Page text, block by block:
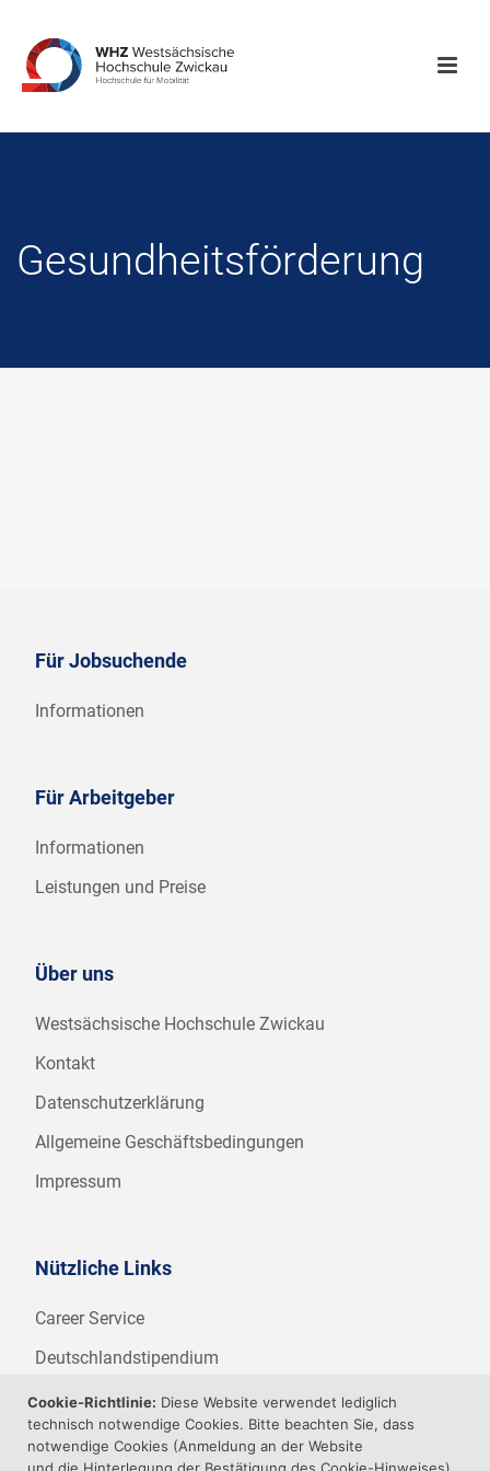
Gesundheitsförderung
Für Jobsuchende
Informationen
Für Arbeitgeber
Informationen
Leistungen und Preise
Über uns
Westsächsische Hochschule Zwickau
Kontakt
Datenschutzerklärung
Allgemeine Geschäftsbedingungen
Impressum
Nützliche Links
Career Service
Deutschlandstipendium
WHZ Firmenstipendium
Weitere Angebote der WHZ
Cookie-Richtlinie: Diese Website verwendet lediglich
technisch notwendige Cookies. Bitte beachten Sie, dass
notwendige Cookies (Anmeldung an der Website